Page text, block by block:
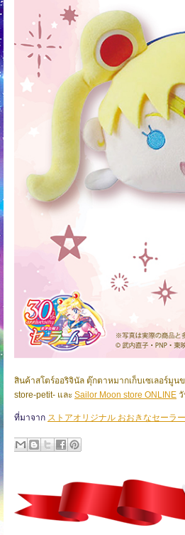
สินค้าสโตร์ออริจินัล ตุ๊กตาหมากเก็บเซเลอร์มู
store-petit- และ Sailor Moon store ONLINE วั
ที่มาจาก ストアオリジナル おおきなセーラ